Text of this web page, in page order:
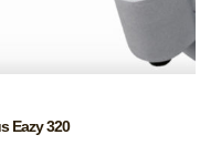
Eazy 320